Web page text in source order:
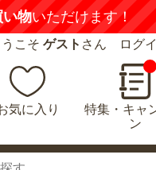
物いただけます！
うこそ ゲスト さん ログイ
気に入り
特集・キャ
ン